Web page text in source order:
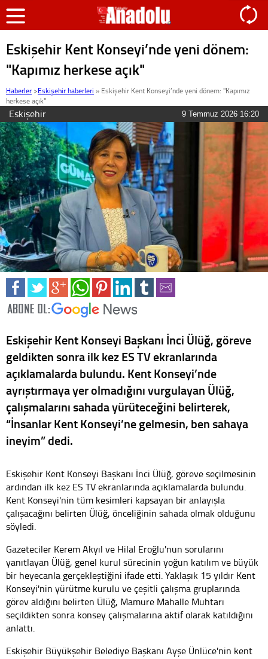
Eskişehir Kent Konseyi’nde yeni dönem:
"Kapımız herkese açık"
Haberler >Eskişehir haberleri » Eskişehir Kent Konseyi’nde yeni dönem: "Kapımız
herkese açık"
Eskişehir 9 Temmuz 2026 16:20
Eskişehir Kent Konseyi Başkanı İnci Ülüğ, göreve
geldikten sonra ilk kez ES TV ekranlarında
açıklamalarda bulundu. Kent Konseyi’nde
ayrıştırmaya yer olmadığını vurgulayan Ülüğ,
çalışmalarını sahada yürüteceğini belirterek,
“İnsanlar Kent Konseyi’ne gelmesin, ben sahaya
ineyim” dedi.
Eskişehir Kent Konseyi Başkanı İnci Ülüğ, göreve seçilmesinin
ardından ilk kez ES TV ekranlarında açıklamalarda bulundu.
Kent Konseyi'nin tüm kesimleri kapsayan bir anlayışla
çalışacağını belirten Ülüğ, önceliğinin sahada olmak olduğunu
söyledi.
Gazeteciler Kerem Akyıl ve Hilal Eroğlu'nun sorularını
yanıtlayan Ülüğ, genel kurul sürecinin yoğun katılım ve büyük
bir heyecanla gerçekleştiğini ifade etti. Yaklaşık 15 yıldır Kent
Konseyi'nin yürütme kurulu ve çeşitli çalışma gruplarında
görev aldığını belirten Ülüğ, Mamure Mahalle Muhtarı
seçildikten sonra konsey çalışmalarına aktif olarak katıldığını
anlattı.
Eskişehir Büyükşehir Belediye Başkanı Ayşe Ünlüce'nin kent